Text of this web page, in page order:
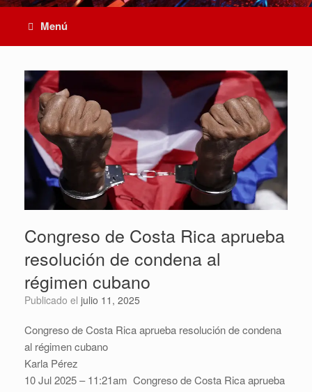
Menú
Congreso de Costa Rica aprueba
resolución de condena al
régimen cubano
Publicado el julio 11, 2025
Congreso de Costa Rica aprueba resolución de condena
al régimen cubano
Karla Pérez
10 Jul 2025 – 11:21am Congreso de Costa Rica aprueba